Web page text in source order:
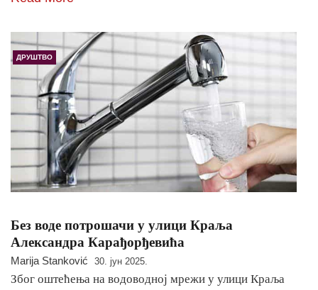
ДРУШТВО
Без воде потрошачи у улици Краља
Александра Карађорђевића
Marija Stanković 30. јун 2025.
Због оштећења на водоводној мрежи у улици Краља